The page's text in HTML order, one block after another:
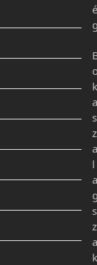
é
k
a
s
z
a
l
a
s
z
a
k